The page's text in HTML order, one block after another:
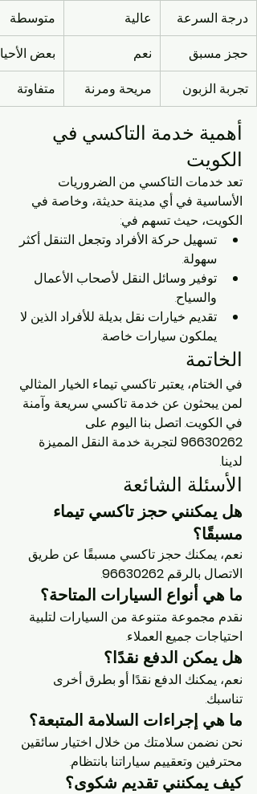
درجة السرعة عالية
متوسطة
حجز مسبق
نعم
بعض
تجربة الزبون
مريحة ومرنة متفاوتة
أهمية خدمة التاكسي في
الكويت
تعد خدمات التاكسي من الضروريات
الأساسية في أي مدينة حديثة، وخاصة في
الكويت، حيث تسهم في:
تسهيل حركة الأفراد وتجعل التنقل أكثر
سهولة.
توفير وسائل النقل لأصحاب الأعمال
والسياح.
تقديم خيارات نقل بديلة للأفراد الذين لا
يملكون سيارات خاصة.
الخاتمة
في الختام، يعتبر تاكسي تيماء الخيار المثالي
لمن يبحثون عن خدمة تاكسي سريعة وآمنة
في الكويت. اتصل بنا اليوم على
96630262 لتجربة خدمة النقل المميزة
لدينا.
الأسئلة الشائعة
هل يمكنني حجز تاكسي تيماء
مسبقًا؟
نعم، يمكنك حجز تاكسي مسبقًا عن طريق
الاتصال بالرقم 96630262
.
ما هي أنواع السيارات المتاحة؟
نقدم مجموعة متنوعة من السيارات لتلبية
احتياجات جميع العملاء.
هل يمكن الدفع نقدًا؟
نعم، يمكنك الدفع نقدًا أو بطرق أخرى
تناسبك.
ما هي إجراءات السلامة المتبعة؟
نحن نضمن سلامتك من خلال اختيار سائقين
محترفين وتعقييم سياراتنا بانتظام.
كيف يمكنني تقديم شكوى؟